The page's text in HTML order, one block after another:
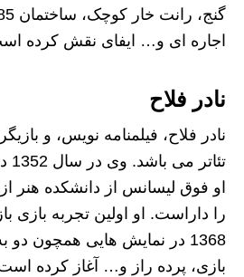
اجاره ای و… ایفای نقش کرده
نادر فلاح
نادر فلاح، فیلمنامه نویس، و
او فوق لیسانس از دانشکده هنر از
را داراست. او اولین تجربه بازی
1368 در نمایش هایی همچون
بازی، پرده راز و… آغاز کرده